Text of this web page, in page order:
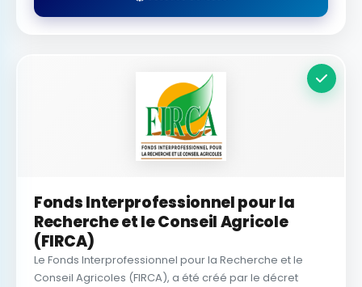
Fonds Interprofessionnel pour la
Recherche et le Conseil Agricole
(FIRCA)
Le Fonds Interprofessionnel pour la Recherche et le
Conseil Agricoles (FIRCA), a été créé par le décret